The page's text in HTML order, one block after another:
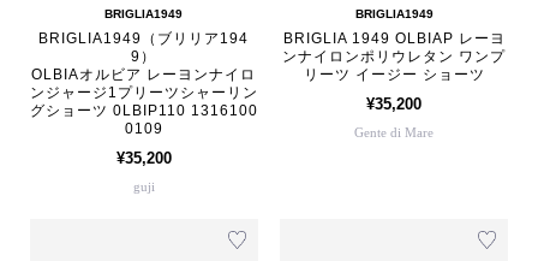
BRIGLIA1949
BRIGLIA1949（ブリリア194
9）
OLBIAオルビア レーヨンナイロ
ンジャージ1プリーツシャーリン
グショーツ 0LBIP110 1316100
0109
¥35,200
guji
BRIGLIA1949
BRIGLIA 1949 OLBIAP レーヨ
ンナイロンポリウレタン ワンプ
リーツ イージー ショーツ
¥35,200
Gente di Mare